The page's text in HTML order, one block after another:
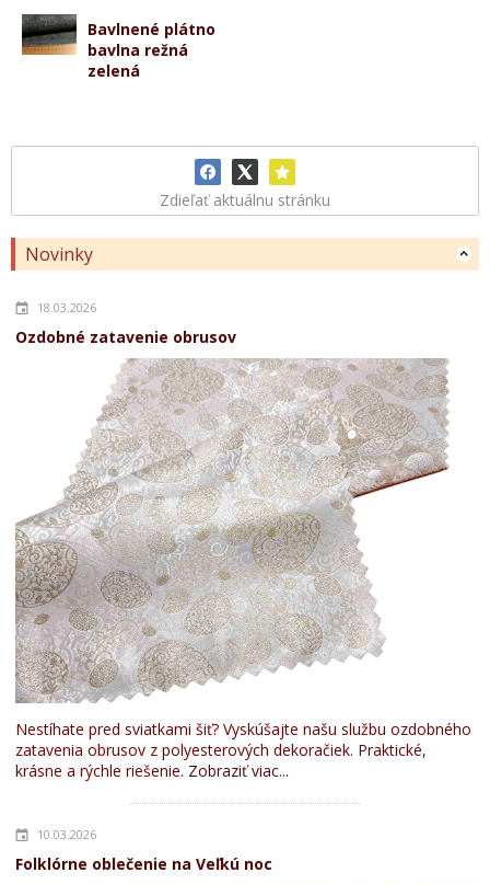
Bavlnené plátno
bavlna režná
zelená
Zdieľať aktuálnu stránku
Novinky
18.03.2026
Ozdobné zatavenie obrusov
Nestíhate pred sviatkami šiť? Vyskúšajte našu službu ozdobného
zatavenia obrusov z polyesterových dekoračiek. Praktické,
krásne a rýchle riešenie. Zobraziť viac...
10.03.2026
Folklórne oblečenie na Veľkú noc